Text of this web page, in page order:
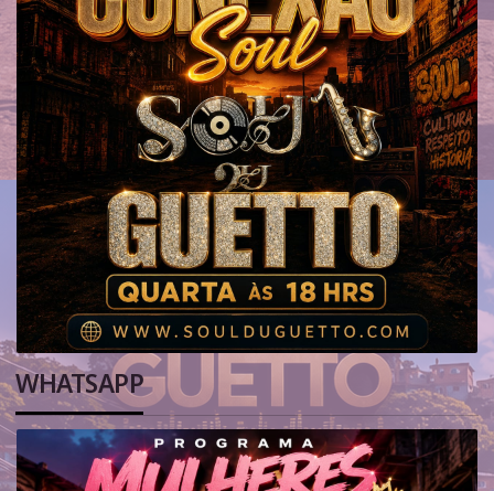
WHATSAPP